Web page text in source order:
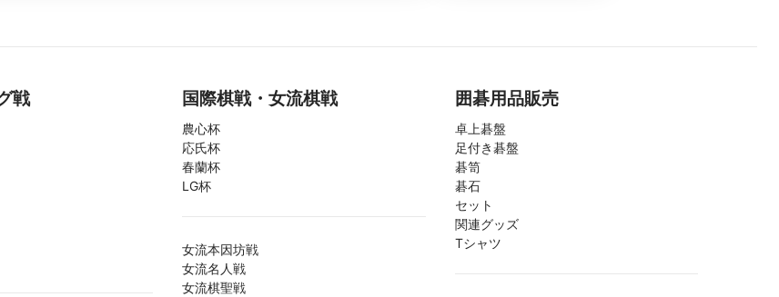
戦 国際棋戦・女流棋戦
農心杯
応氏杯
春蘭杯
LG杯
女流本因坊戦
女流名人戦
女流棋聖戦
囲碁用品販売
卓上碁盤
足付き碁盤
碁笥
碁石
セット
関連グッズ
Tシャツ